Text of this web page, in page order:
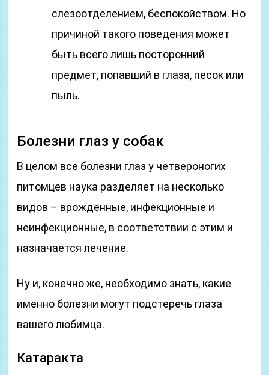
слезоотделением, беспокойством. Но
причиной такого поведения может
быть всего лишь посторонний
предмет, попавший в глаза, песок или
пыль.
Болезни глаз у собак
В целом все болезни глаз у четвероногих
питомцев наука разделяет на несколько
видов – врожденные, инфекционные и
неинфекционные, в соответствии с этим и
назначается лечение.
Ну и, конечно же, необходимо знать, какие
именно болезни могут подстеречь глаза
вашего любимца.
Катаракта